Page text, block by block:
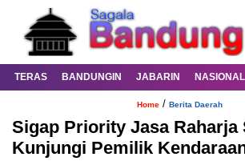
TERAS BANDUNGIN JABARIN NASIONAL
Home/ Berita Daerah
Sigap Priority Jasa Raharja
Kunjungi Pemilik